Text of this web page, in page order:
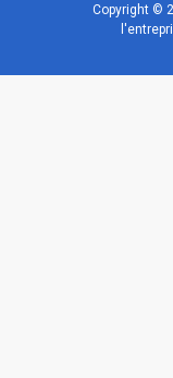
Copyright ©